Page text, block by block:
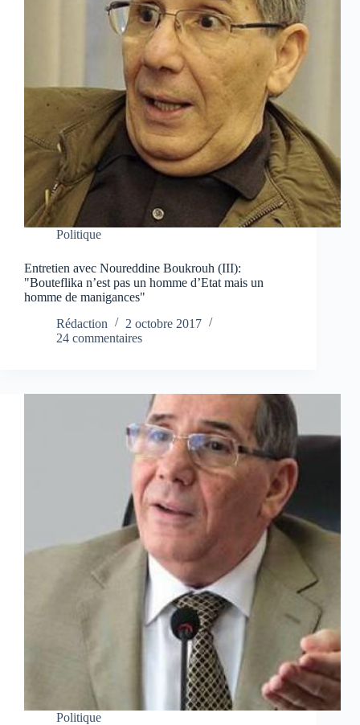
Politique
Entretien avec Noureddine Boukrouh (III):
"Bouteflika n’est pas un homme d’Etat mais un
homme de manigances"
Rédaction
2 octobre 2017
24 commentaires
Politique